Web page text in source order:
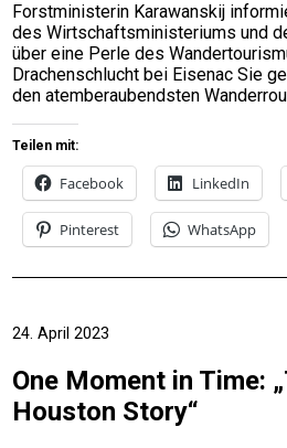
Forstministerin Karawanskij
des Wirtschaftsministeriums und
über eine Perle des
Drachenschlucht bei Eisenac Sie
den atemberaubendsten
Teilen mit:
Facebook LinkedIn
Pinterest WhatsApp
24. April 2023
One Moment in Time:
Houston Story“